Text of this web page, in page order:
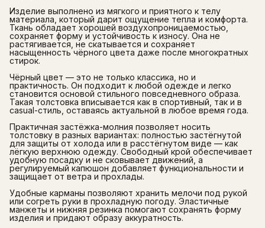
Изделие выполнено из мягкого и приятного к телу
материала, который дарит ощущение тепла и комфорта.
Ткань обладает хорошей воздухопроницаемостью,
сохраняет форму и устойчивость к износу. Она не
растягивается, не скатывается и сохраняет
насыщенность чёрного цвета даже после многократных
стирок.
Чёрный цвет — это не только классика, но и
практичность. Он подходит к любой одежде и легко
становится основой стильного повседневного образа.
Такая толстовка вписывается как в спортивный, так и в
casual-стиль, оставаясь актуальной в любое время года.
Практичная застёжка-молния позволяет носить
толстовку в разных вариантах: полностью застёгнутой
для защиты от холода или в расстёгнутом виде — как
лёгкую верхнюю одежду. Свободный крой обеспечивает
удобную посадку и не сковывает движений, а
регулируемый капюшон добавляет функциональности и
защищает от ветра и прохлады.
Удобные карманы позволяют хранить мелочи под рукой
или согреть руки в прохладную погоду. Эластичные
манжеты и нижняя резинка помогают сохранять форму
изделия и придают образу аккуратность.